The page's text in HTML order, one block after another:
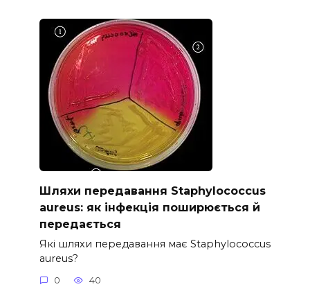
Шляхи передавання Staphylococcus
aureus: як інфекція поширюється й
передається
Які шляхи передавання має Staphylococcus
aureus?
0 40